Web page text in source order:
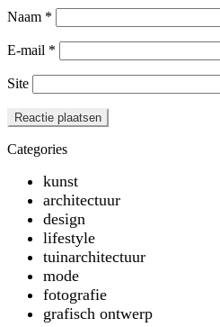
Naam *
E-mail *
Site
Categories
kunst
architectuur
design
lifestyle
tuinarchitectuur
mode
fotografie
grafisch ontwerp